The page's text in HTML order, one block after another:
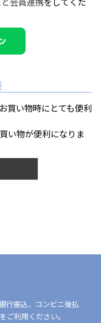
買い物時にとても便利
い物が便利になりま
行振込、コンビニ後払
ご利用ください。